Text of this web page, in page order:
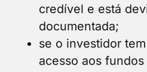
credível e está
documentada;
se o investidor
acesso aos